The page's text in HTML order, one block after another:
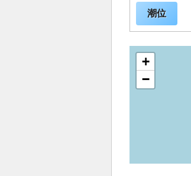
潮位
+
−